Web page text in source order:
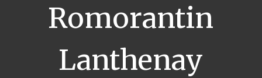
Romorantin
Lanthenay